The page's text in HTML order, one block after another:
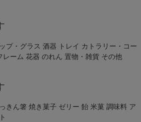
プ・グラス 酒器 トレイ カトラリー・コー
レーム 花器 のれん 置物・雑貨 その他
きん箸 焼き菓子 ゼリー 飴 米菓 調味料 ア